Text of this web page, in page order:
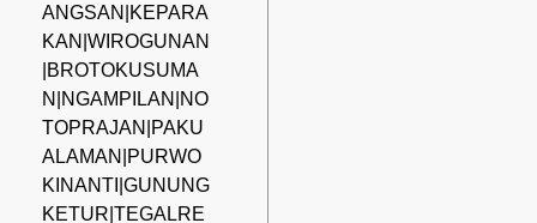
ANGSAN|KEPARA
KAN|WIROGUNAN
|BROTOKUSUMA
N|NGAMPILAN|NO
TOPRAJAN|PAKU
ALAMAN|PURWO
KINANTI|GUNUNG
KETUR|TEGALRE